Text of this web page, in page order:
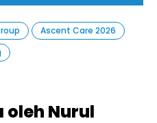
Ascent Care 2026
oleh Nurul